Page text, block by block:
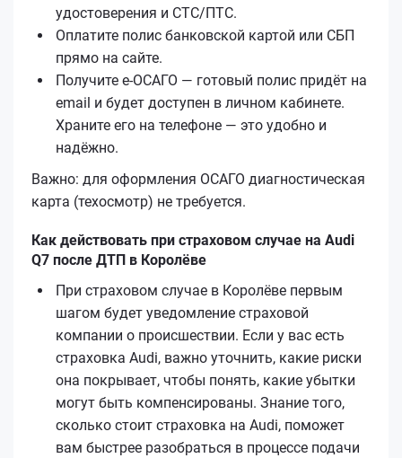
удостоверения и СТС/ПТС.
Оплатите полис банковской картой или СБП
прямо на сайте.
Получите е‑ОСАГО — готовый полис придёт на
email и будет доступен в личном кабинете.
Храните его на телефоне — это удобно и
надёжно.
Важно: для оформления ОСАГО диагностическая
карта (техосмотр) не требуется.
Как действовать при страховом случае на Audi
Q7 после ДТП в Королёве
При страховом случае в Королёве первым
шагом будет уведомление страховой
компании о происшествии. Если у вас есть
страховка Audi, важно уточнить, какие риски
она покрывает, чтобы понять, какие убытки
могут быть компенсированы. Знание того,
сколько стоит страховка на Audi, поможет
вам быстрее разобраться в процессе подачи